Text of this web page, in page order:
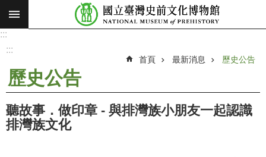
跳到主要內容區塊
搜
願
使
命
:::
:::
首頁 最新消息 歷史公告
歷史公告
聽故事．做印章 - 與排灣族小朋友一起認識
排灣族文化